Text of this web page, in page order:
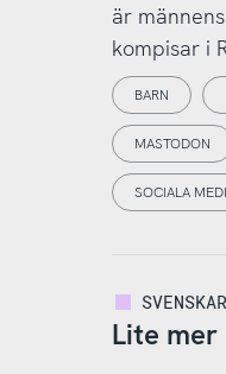
är
kompisar i
BARN
MASTODON
SOCIALA
Lite